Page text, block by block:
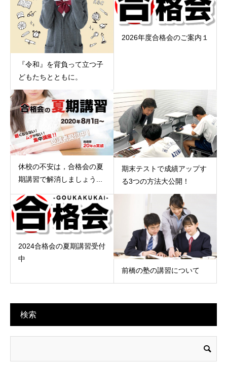
『令和』を背負って立つ子
どもたちとともに。
2026年度合格会のご案内１
休校の不安は，合格会の夏
期講習で解消しましょう...
期末テストで成績アップす
る3つの方法大公開！
2024合格会の夏期講習受付
中
前橋の塾の講習について
検索